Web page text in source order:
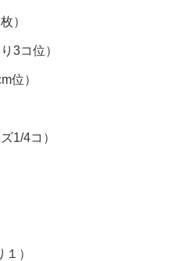
）
3コ位）
位）
1/4コ）
）